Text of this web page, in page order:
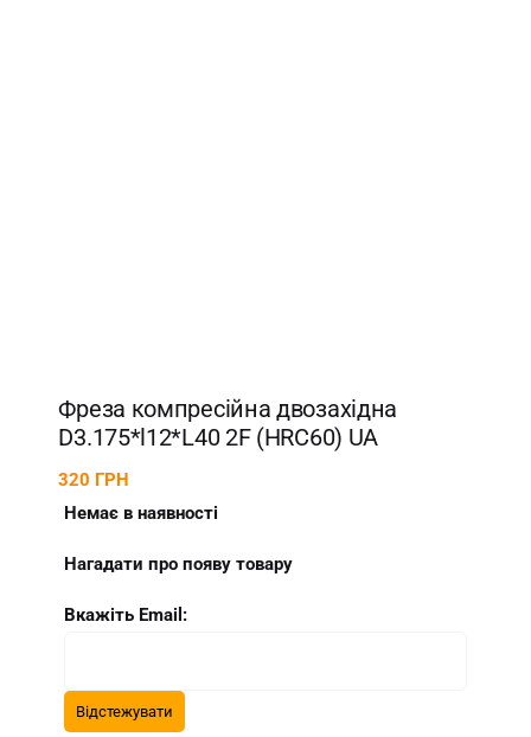
Фреза компресійна двозахідна
D3.175*l12*L40 2F (HRC60) UA
320 ГРН
Немає в наявності
Нагадати про появу товару
Вкажіть Email: